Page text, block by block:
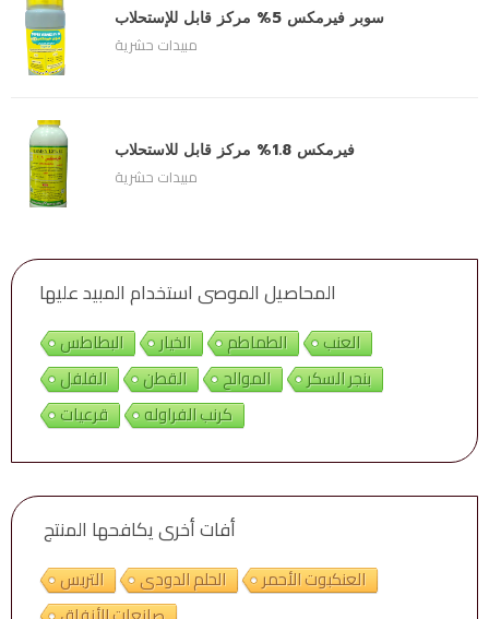
سوبر فيرمكس 5% مركز قابل للإستحلاب
مبيدات حشرية
فيرمكس 1.8% مركز قابل للاستحلاب
مبيدات حشرية
المحاصيل الموصى استخدام المبيد عليها
البطاطس الخيار الطماطم
العنب
الفلفل
القطن الموالح
بنجر السكر
قرعيات
كرنب الفراوله
أفات أخرى يكافحها المنتج
التربس الحلم الدودى
العنكبوت الأحمر